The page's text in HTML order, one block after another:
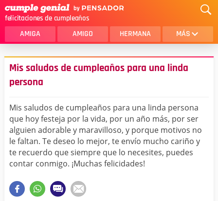
felicitaciones de cumpleaños
AMIGA AMIGO HERMANA MÁS
MAMA
AMOR
CRISTIANOS
HERMANO
HIJO
NOVIA
ESPOSO
PAPA
HOMBRE
ALGUIEN ESPECIAL
Mis saludos de cumpleaños para una linda
persona
Mis saludos de cumpleaños para una linda persona
que hoy festeja por la vida, por un año más, por ser
alguien adorable y maravilloso, y porque motivos no
le faltan. Te deseo lo mejor, te envío mucho cariño y
te recuerdo que siempre que lo necesites, puedes
contar conmigo. ¡Muchas felicidades!